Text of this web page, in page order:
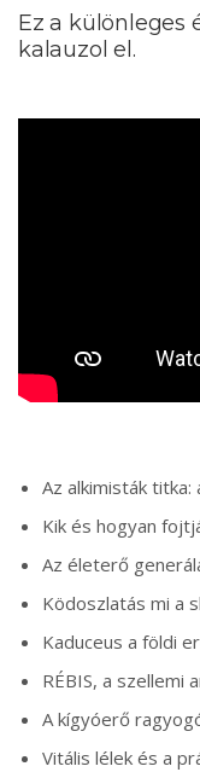
Ez a különleges
kalauzol el.
Az alkimisták
Kik és hogyan
Az életerő
Ködoszlatás mi a
Kaduceus a földi
RÉBIS, a szellemi
A kígyóerő
Vitális lélek és a